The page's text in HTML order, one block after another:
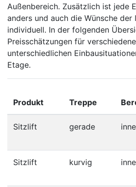
Außenbereich. Zusätzlich ist jede
anders und auch die Wünsche der
individuell. In der folgenden
Preisschätzungen für
unterschiedlichen
Etage.
Produkt Treppe
Sitzlift gerade
Sitzlift kurvig